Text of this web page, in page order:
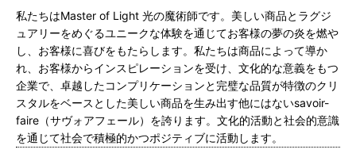
私たちはMaster of Light 光の魔術師です。美しい商品とラグジ
ュアリーをめぐるユニークな体験を通じてお客様の夢の炎を燃や
し、お客様に喜びをもたらします。私たちは商品によって導か
れ、お客様からインスピレーションを受け、文化的な意義をもつ
企業で、卓越したコンプリケーションと完璧な品質が特徴のクリ
スタルをベースとした美しい商品を生み出す他にはないsavoir-
faire（サヴォアフェール）を誇ります。文化的活動と社会的意識
を通じて社会で積極的かつポジティブに活動します。